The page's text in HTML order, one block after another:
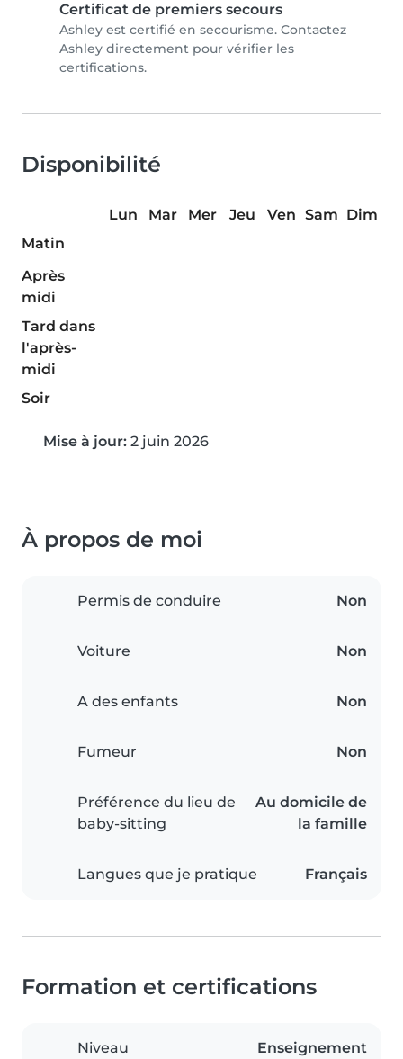
Certificat de premiers secours
Ashley est certifié en secourisme. Contactez
Ashley directement pour vérifier les
certifications.
Disponibilité
Lun Mar Mer Jeu Ven Sam Dim
Matin
Après
midi
Tard dans
l'après-
midi
Soir
Mise à jour: 2 juin 2026
À propos de moi
Permis de conduire Non
Voiture Non
A des enfants Non
Fumeur Non
Préférence du lieu de
baby-sitting
Au domicile de
la famille
Langues que je pratique Français
Formation et certifications
Niveau
Enseignement